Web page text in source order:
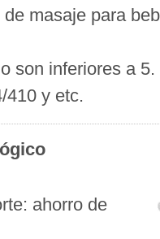
masaje para
son inferiores a 5.
410 y etc.
ahorro de